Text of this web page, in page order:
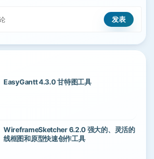
EasyGantt 4.3.0 甘特图工具
WireframeSketcher 6.2.0 强大的、灵活的
线框图和原型快速创作工具